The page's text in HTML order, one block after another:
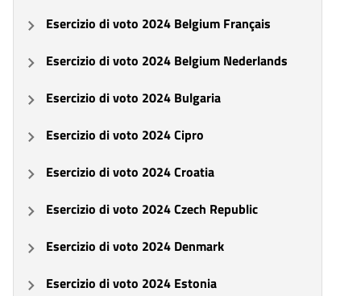
Esercizio di voto 2024 Belgium Français
Esercizio di voto 2024 Belgium Nederlands
Esercizio di voto 2024 Bulgaria
Esercizio di voto 2024 Cipro
Esercizio di voto 2024 Croatia
Esercizio di voto 2024 Czech Republic
Esercizio di voto 2024 Denmark
Esercizio di voto 2024 Estonia